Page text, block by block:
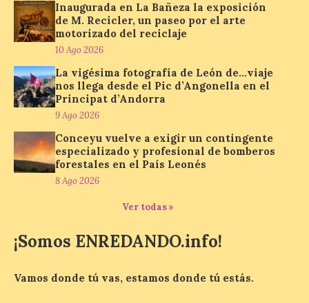
El delegado del Gobierno
participa en la XVII Feria
Agroalimentaria de El
Espino, una cita que pone
en valor los productos, la
gastronomía y la artesanía
del Bierzo
10 Ago 2026
Nicanor Sen reivindica en
del Gobierno de España
con los pueblos y el medio
capacidad de los pequeños municipios
para generar actividad económica, atraer
tradiciones. La feria […]
Inaugurada en La Bañeza la exposición
de M. Recicler, un paseo por el arte
motorizado del reciclaje
10 Ago 2026
La vigésima fotografía de León de…viaje
nos llega desde el Pic d’Angonella en el
Principat d’Andorra
9 Ago 2026
Conceyu vuelve a exigir un contingente
especializado y profesional de bomberos
forestales en el País Leonés
8 Ago 2026
Ver todas »
¡Somos ENREDANDO.info!
Vamos donde tú vas, estamos donde tú estás.